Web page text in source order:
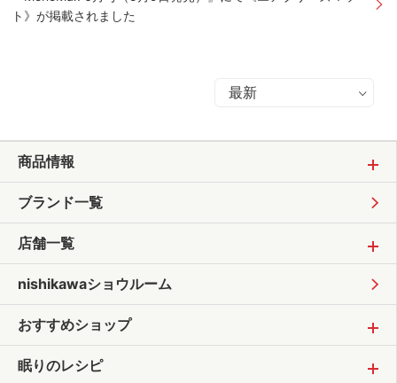
ト》が掲載されました
商品情報
ブランド一覧
店舗一覧
nishikawaショウルーム
おすすめショップ
眠りのレシピ